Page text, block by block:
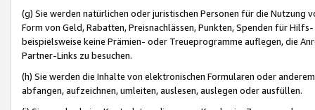
(g) Sie werden natürlichen oder juristischen Personen für die Nutzung
Form von Geld, Rabatten, Preisnachlässen, Punkten, Spenden für
beispielsweise keine Prämien- oder Treueprogramme auflegen, die
Partner-Links zu besuchen.
(h) Sie werden die Inhalte von elektronischen Formularen oder
abfangen, aufzeichnen, umleiten, auslesen, auslegen oder ausfüllen.